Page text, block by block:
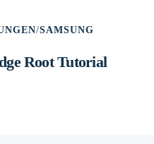
/SAMSUNG
Root Tutorial